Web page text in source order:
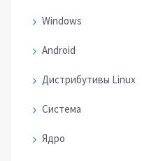
Windows
Android
Дистрибутивы Linux
Система
Ядро